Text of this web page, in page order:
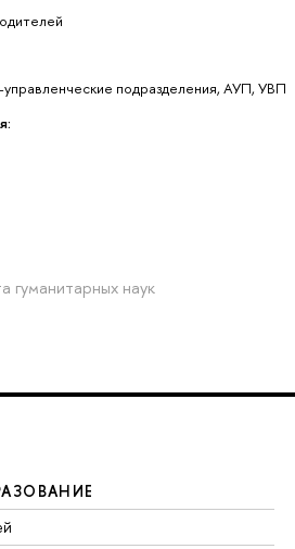
подразделения, АУП, УВП
гуманитарных наук